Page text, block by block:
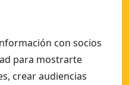
con socios
para mostrarte
crear audiencias